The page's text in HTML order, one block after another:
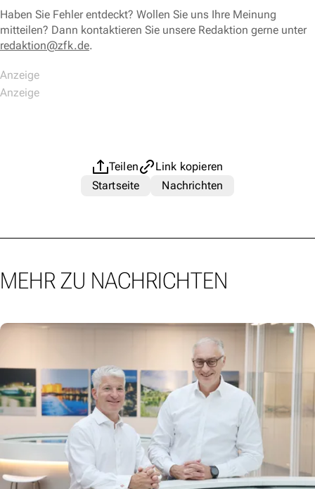
Haben Sie Fehler entdeckt? Wollen Sie uns Ihre Meinung
mitteilen? Dann kontaktieren Sie unsere Redaktion gerne unter
redaktion@zfk.de.
Teilen
Link kopieren
Startseite
Nachrichten
MEHR ZU NACHRICHTEN